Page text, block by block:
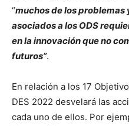
“muchos de los problemas
asociados a los ODS
en la innovación que no
futuros”.
En relación a los 17
DES 2022 desvelará las
cada uno de ellos. Por